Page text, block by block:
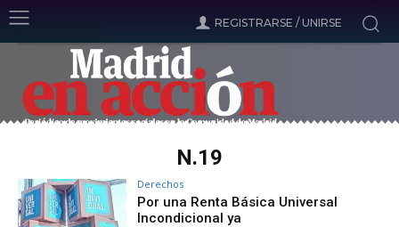
REGISTRARSE / UNIRSE
N.19
Derechos
Por una Renta Básica Universal
Incondicional ya